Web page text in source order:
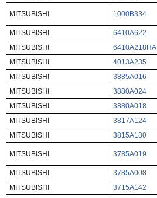
MITSUBISHI 1000B334
MITSUBISHI
6410A622
MITSUBISHI
6410A218HA
MITSUBISHI
4013A235
MITSUBISHI
3885A016
MITSUBISHI
3880A024
MITSUBISHI
3880A018
MITSUBISHI
3817A124
MITSUBISHI
3815A180
MITSUBISHI 3785A019
MITSUBISHI
3785A008
MITSUBISHI
3715A142